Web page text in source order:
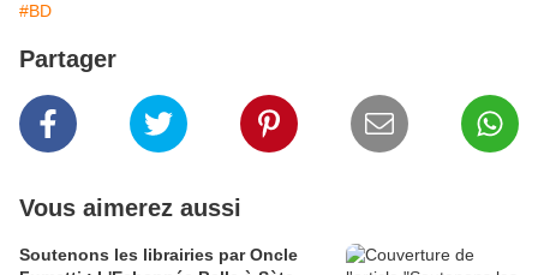
#BD
Partager
Vous aimerez aussi
Soutenons les librairies par Oncle